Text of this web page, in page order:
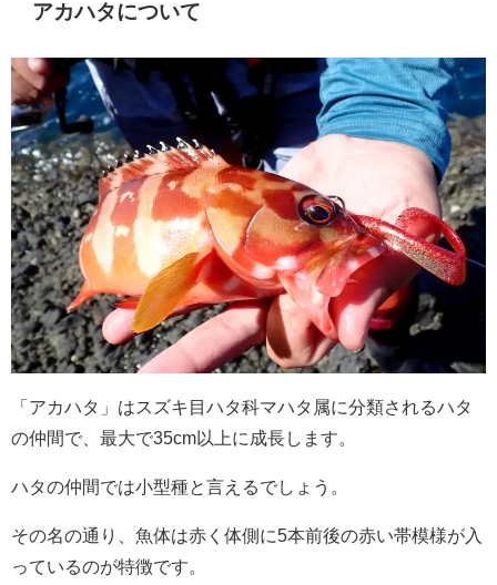
アカハタについて
「アカハタ」はスズキ目ハタ科マハタ属に分類されるハタ
の仲間で、最大で35cm以上に成長します。
ハタの仲間では小型種と言えるでしょう。
その名の通り、魚体は赤く体側に5本前後の赤い帯模様が入
っているのが特徴です。